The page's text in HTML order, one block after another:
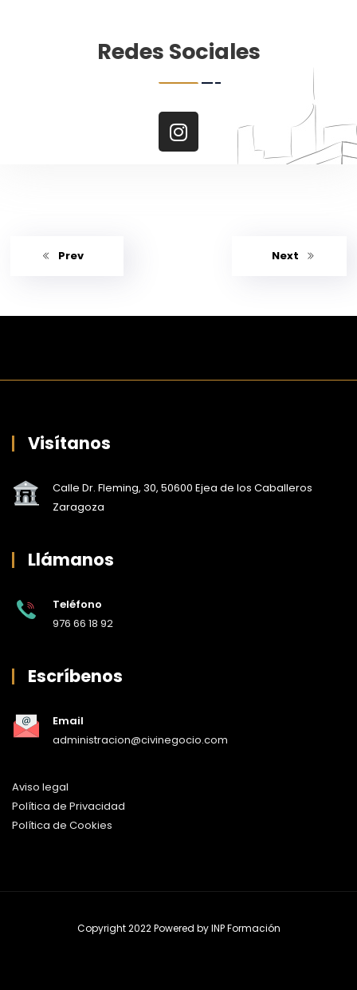
Redes Sociales
Prev Next
Visítanos
Calle Dr. Fleming, 30, 50600 Ejea de los Caballeros
Zaragoza
Llámanos
Teléfono
976 66 18 92
Escríbenos
Email
administracion@civinegocio.com
Aviso legal
Política de Privacidad
Política de Cookies
Copyright 2022 Powered byINP Formación